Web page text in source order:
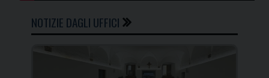
NOTIZIE DAGLI UFFICI